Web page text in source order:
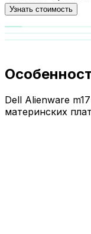
Узнать стоимость
Dell Alienware
материнских